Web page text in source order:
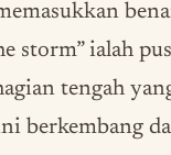
storm” ialah
tengah
berkembang